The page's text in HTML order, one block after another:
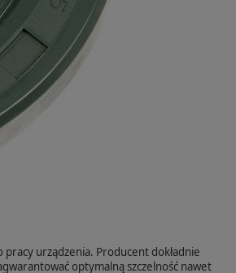
urządzenia. Producent dokładnie
optymalną szczelność nawet